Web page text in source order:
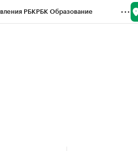
РБКРБК Образование